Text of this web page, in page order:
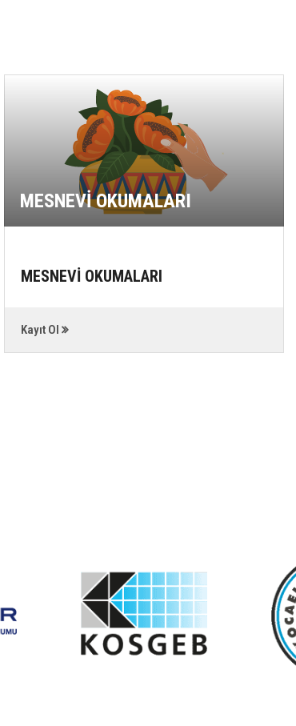
MESNEVİ OKUMALARI
MESNEVİ OKUMALARI
Kayıt Ol